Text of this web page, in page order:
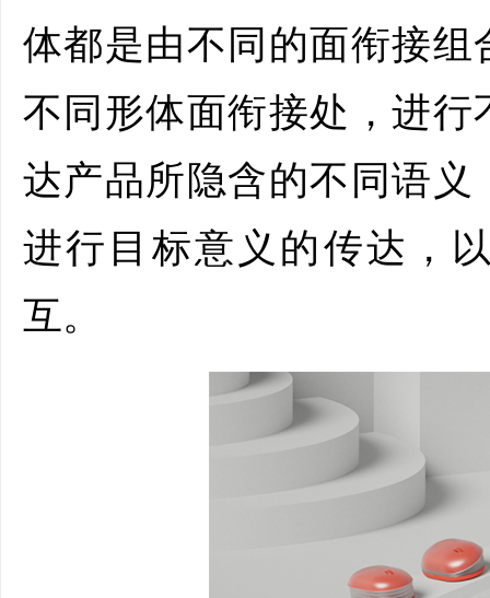
体都是由不同的面衔接
不同形体面衔接处，进
达产品所隐含的不同语
进行目标意义的传达，
互。